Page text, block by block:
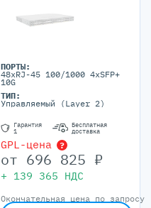
ПОРТЫ:
48xRJ-45 100/1000 4xSFP+
10G
ТИП:
Управляемый (Layer 2)
Гарантия
1
Бесплатная
доставка
GPL-цена ?
от 696 825 ₽
+ 139 365 НДС
Окончательная цена по запросу